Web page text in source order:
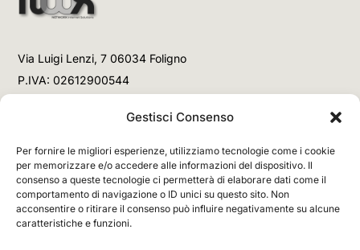
Gestisci Consenso
Per fornire le migliori esperienze, utilizziamo tecnologie come i cookie
per memorizzare e/o accedere alle informazioni del dispositivo. Il
consenso a queste tecnologie ci permetterà di elaborare dati come il
comportamento di navigazione o ID unici su questo sito. Non
acconsentire o ritirare il consenso può influire negativamente su alcune
caratteristiche e funzioni.
Via Luigi Lenzi, 7 06034 Foligno
P.IVA: 02612900544
+39 3477853708 (Chiamata)
Email
info@networx.it